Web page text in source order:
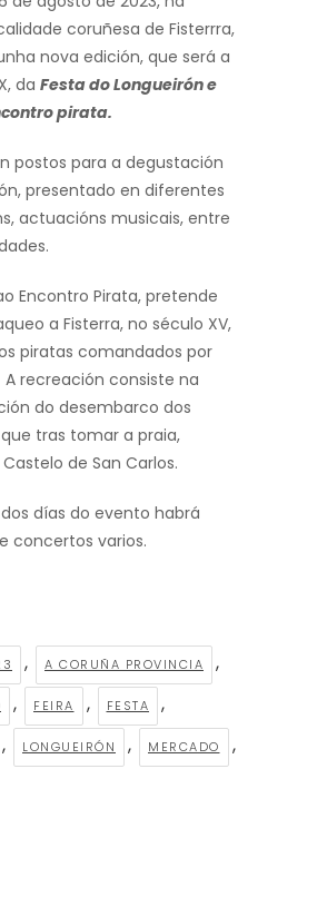
coruñesa de Fisterrra,
nova edición, que será a
da Festa do Longueirón e
pirata.
postos para a degustación
presentado en diferentes
actuacións musicais, entre
Encontro Pirata, pretende
a Fisterra, no século XV,
piratas comandados por
A recreación consiste na
do desembarco dos
tras tomar a praia,
de San Carlos.
días do evento habrá
concertos varios.
, A CORUÑA PROVINCIA ,
, FEIRA , FESTA ,
, LONGUEIRÓN , MERCADO ,